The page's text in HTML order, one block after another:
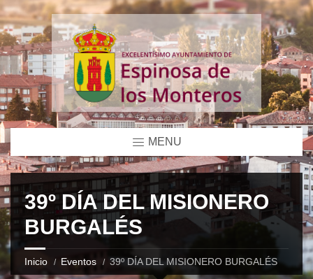
MENU
39º DÍA DEL MISIONERO
BURGALÉS
Inicio Eventos 39º DÍA DEL MISIONERO BURGALÉS